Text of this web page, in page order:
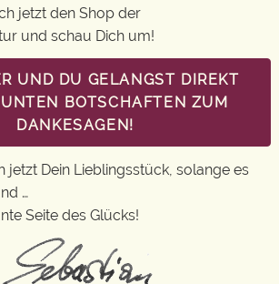
jetzt den Shop der
und schau Dich um!
UND DU GELANGST DIREKT
BOTSCHAFTEN ZUM
DANKESAGEN!
jetzt Dein Lieblingsstück, solange es
…
Seite des Glücks!